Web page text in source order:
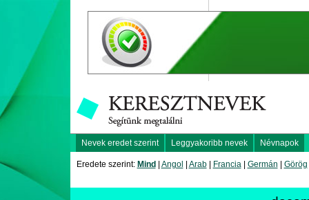
Nevek eredet szerint Leggyakoribb nevek Névnapok
Eredete szerint: Mind Angol Arab| Francia| Germán Görög